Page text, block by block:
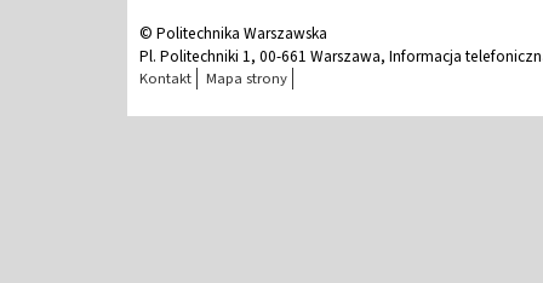
© Politechnika Warszawska
Pl. Politechniki 1, 00-661 Warszawa, Informacja
Kontakt Mapa strony